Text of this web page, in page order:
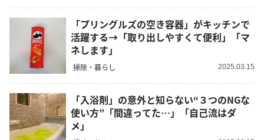
「プリングルズの空き容器」がキッチンで
活躍する→「取り出しやすくて便利」「マ
ネします」
掃除・暮らし 2025.03.15
「入浴剤」の意外と知らない“３つのNGな
使い方”「間違ってた…」「自己流はダ
メ」